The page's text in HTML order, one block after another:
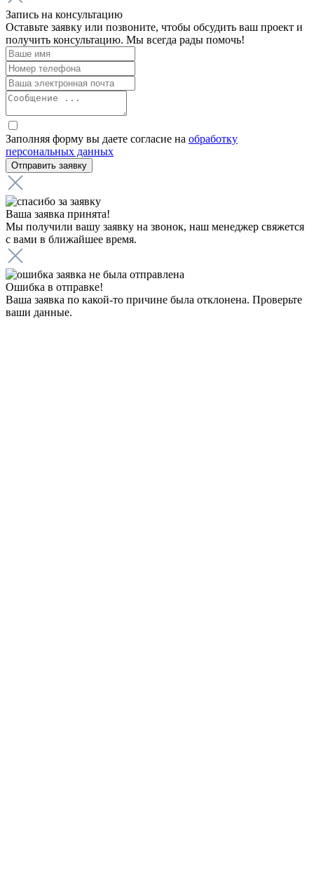
Запись на консультацию
Оставьте заявку или позвоните, чтобы обсудить ваш проект и
получить консультацию. Мы всегда рады помочь!
Заполняя форму вы даете согласие на обработку
персональных данных
Ваша заявка принята!
Мы получили вашу заявку на звонок, наш менеджер свяжется
с вами в ближайшее время.
Ошибка в отправке!
Ваша заявка по какой-то причине была отклонена. Проверьте
ваши данные.